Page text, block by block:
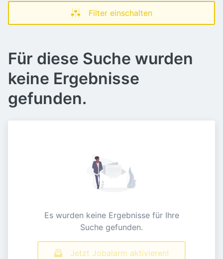
Filter einschalten
Für diese Suche wurden
keine Ergebnisse
gefunden.
Es wurden keine Ergebnisse für Ihre
Suche gefunden.
Jetzt Jobalarm aktivieren!